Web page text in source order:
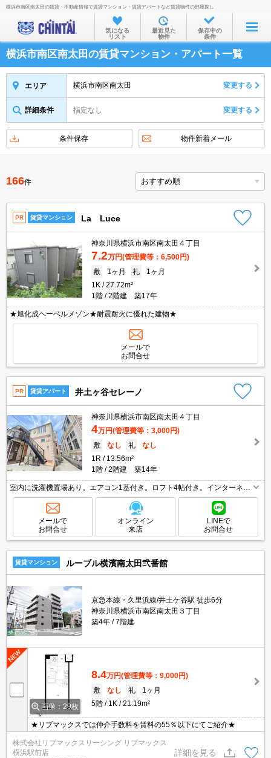
お部屋を探す
沿線・駅から
住所から
家賃相場から
物件特集から
不動産会社から
TOP
横浜市南区南太田の賃貸・不動産情報で賃貸マンション・賃貸アパートなど賃貸物件の部屋探し
気になる
リスト
最近見た
物件
保存中の
条件
横浜市南区南太田の賃貸マンション・アパート一覧
エリア 横浜市南区南太田 変更する
詳細条件 指定なし 変更する
条件保存 物件新着メール
166件
PR 賃貸マンション La Luce
神奈川県横浜市南区南太田４丁目
7.2万円(管理費等：6,500円)
敷
1ヶ月 礼
1ヶ月
1K
27.72m²
1階
2階建 築17年
★旭化成ヘーベルメゾン★耐震耐火に優れた建物★
メールで
お問合せ
PR 賃貸アパート 井土ヶ谷セレーノ
神奈川県横浜市南区南太田４丁目
4万円(管理費等：3,000円)
敷
なし 礼
なし
1R
13.56m²
1階
2階建 築14年
室内に洗濯機置場あり。エアコン1基付き。ロフト4帖付き。インターネッ
ト無料。コンビニへ750m。スーパーへ600m。違約金有（2年未満総賃料1
ヶ月分、1年未満2ヶ月）。引越指定業者あり。
メールで
お問合せ
オンライン
来店
LINEで
お問合せ
賃貸マンション ルーブル横濱南太田弐番館
京急本線・久里浜線/井土ケ谷駅 徒歩6分
神奈川県横浜市南区南太田３丁目
築4年
7階建
画像：29枚
8.4万円(管理費等：9,000円)
敷
なし 礼
1ヶ月
5階
1K 21.19m²
★リブマックスでは仲介手数料を賃料の55％以下にてご紹介★
株式会社リブマックスリーシング リブマックス
横浜駅前店
詳細を見る